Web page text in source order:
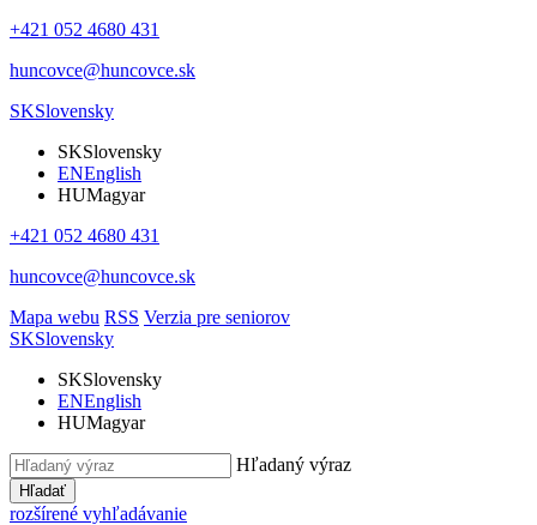
+421 052 4680 431
huncovce@huncovce.sk
SKSlovensky
SKSlovensky
ENEnglish
HUMagyar
+421 052 4680 431
huncovce@huncovce.sk
Mapa webu RSS Verzia pre seniorov
SKSlovensky
SKSlovensky
ENEnglish
HUMagyar
Hľadaný výraz
Hľadať
rozšírené vyhľadávanie